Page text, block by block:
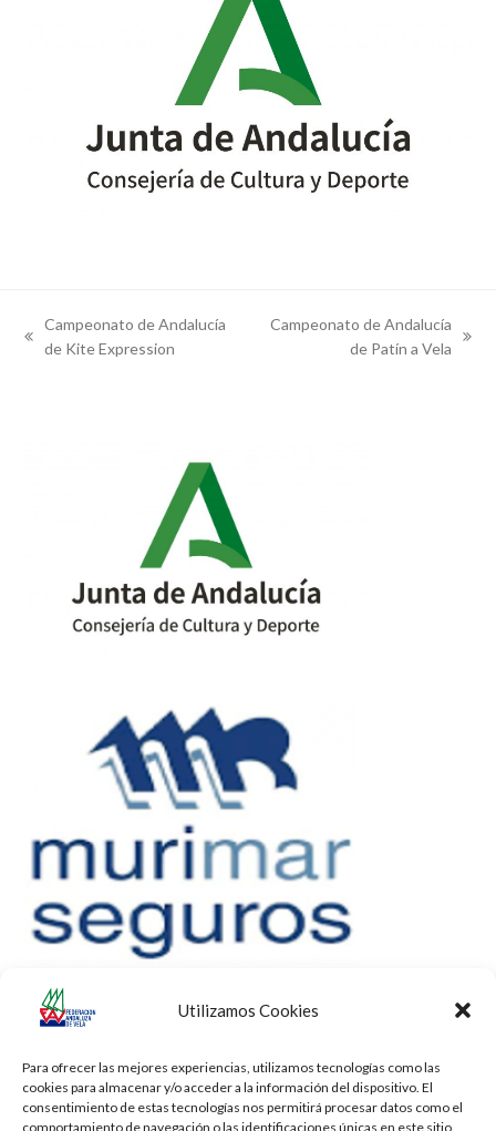
Utilizamos Cookies
Para ofrecer las mejores experiencias, utilizamos tecnologías como las
cookies para almacenar y/o acceder a la información del dispositivo. El
consentimiento de estas tecnologías nos permitirá procesar datos como el
comportamiento de navegación o las identificaciones únicas en este sitio.
previous
Campeonato de Andalucía
de Kite Expression
Campeonato de Andalucía
de Patín a Vela